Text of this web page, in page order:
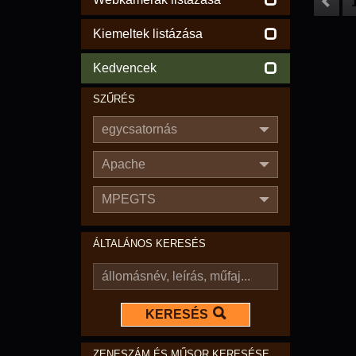
Kiemeltek listázása
Kedvencek
SZŰRÉS
egycsatornás
Apache
MPEGTS
ÁLTALÁNOS KERESÉS
KERESÉS